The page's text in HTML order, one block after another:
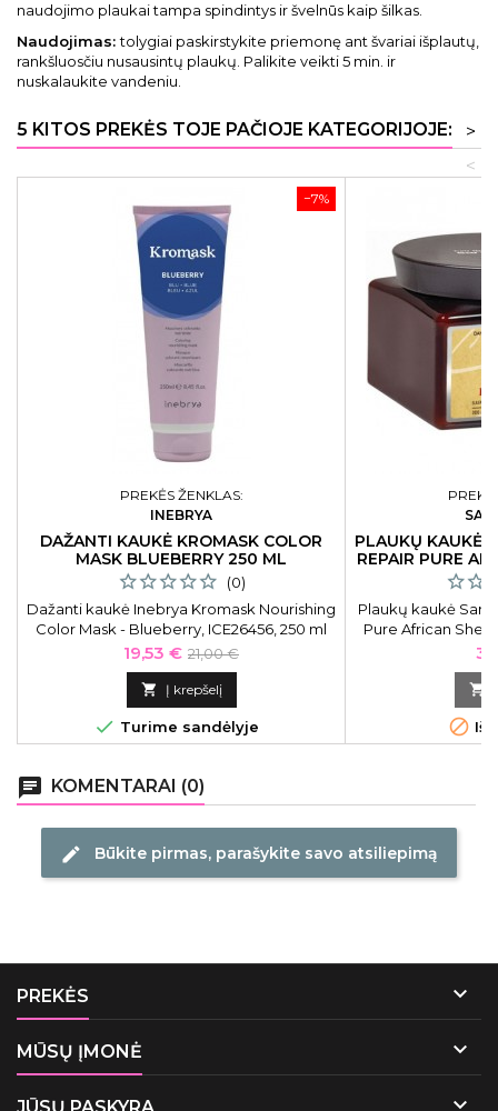
naudojimo plaukai tampa spindintys ir švelnūs kaip šilkas.
Naudojimas:tolygiai paskirstykite priemonę ant švariai išplautų,
rankšluosčiu nusausintų plaukų. Palikite veikti 5 min. ir
nuskalaukite vandeniu.
5 KITOS PREKĖS TOJE PAČIOJE KATEGORIJOJE:
>
<
−7%
PREKĖS ŽENKLAS:
INEBRYA
DAŽANTI KAUKĖ KROMASK COLOR
MASK BLUEBERRY 250 ML
(0)
Dažanti kaukė Inebrya Kromask Nourishing
Color Mask - Blueberry, ICE26456, 250 ml
Kaina
19,53 € Bazinė
kaina
21,00 €
 Į krepšelį
 Turime sandėlyje
PLAUKŲ KAUKĖ
REPAIR PURE
SU
Plaukų kaukė
Pure African
sviestu,


chat KOMENTARAI (0)
edit Būkite pirmas, parašykite savo atsiliepimą
PREKĖS 
MŪSŲ ĮMONĖ 
